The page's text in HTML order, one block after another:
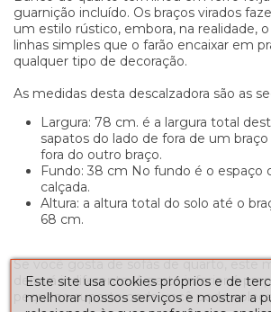
guarnição incluído. Os braços virados
um estilo rústico, embora, na realidade,
linhas simples que o farão encaixar em
qualquer tipo de decoração.
As medidas desta descalzadora são as
Largura: 78 cm. é a largura total
sapatos do lado de fora de um braço
fora do outro braço.
Fundo: 38 cm No fundo é o espaço
calçada.
Altura: a altura total do solo até o
68 cm.
Se você gosta de sofás de quarto, este
deixará indiferente. A parte inferior é
pequeno suporte onde você pode
Este site usa cookies próprios e de
melhorar nossos serviços e mostrar a